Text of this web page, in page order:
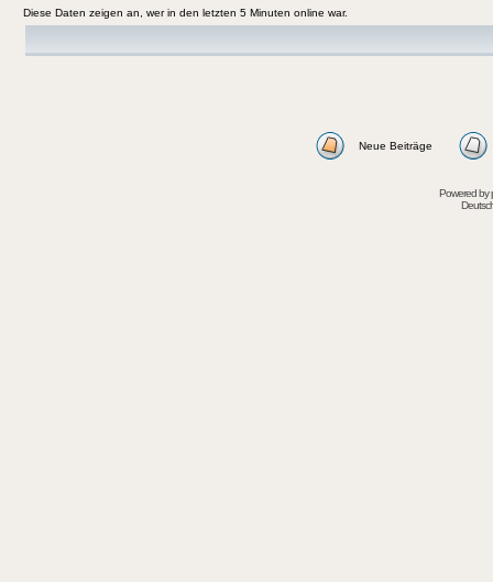
Diese Daten zeigen an, wer in den letzten 5 Minuten online war.
Neue Beiträge
Powered by